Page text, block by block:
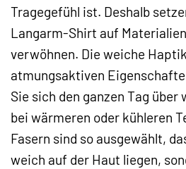
Tragegefühl ist. Deshalb
Langarm-Shirt auf
verwöhnen. Die weiche
atmungsaktiven
Sie sich den ganzen Tag über
bei wärmeren oder kühleren
Fasern sind so ausgewählt,
weich auf der Haut liegen,